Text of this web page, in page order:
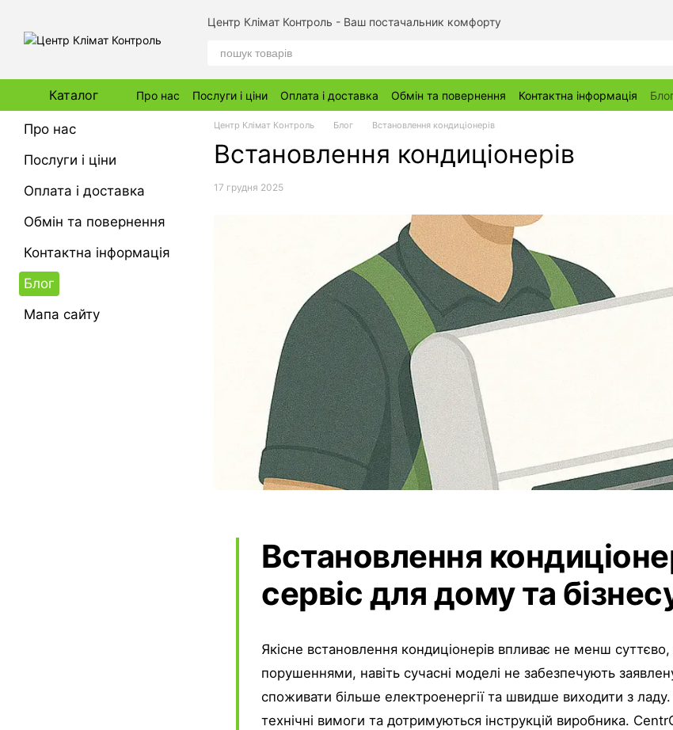
Центр Клімат Контроль - Ваш постачальник комфорту
Каталог Про нас Послуги і ціни Оплата і доставка Обмін та повернення Контактна інформація
Центр Клімат Контроль Блог Встановлення кондиціонерів
Встановлення кондиціонерів
17 грудня 2025
Встановлення
сервіс для дому та
Якісне встановлення кондиціонерів впливає не менш
порушеннями, навіть сучасні моделі не забезпечують
споживати більше електроенергії та швидше виходити з
технічні вимоги та дотримуються інструкцій виробника.
Про нас
Послуги і ціни
Оплата і доставка
Обмін та повернення
Контактна інформація
Блог
Мапа сайту